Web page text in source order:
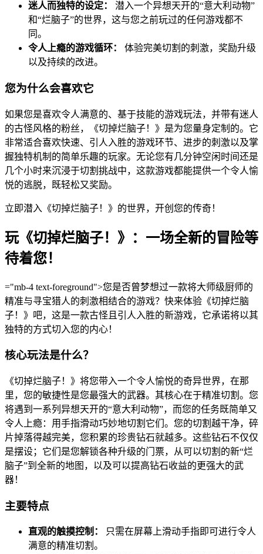
迷人而独特的设定：
潜入一个异想天开的“意大利动物”
和“烂脑子”的世界，这与您之前玩过的任何游戏都不
同。
令人上瘾的游戏循环：
体验完美切割的刺激，奖励升级
以及持续的改进。
您为什么会喜欢它
如果您是喜欢令人满意的、基于技能的游戏玩法，并带有迷人
的古怪风格的粉丝，《切掉烂脑子！》是为您量身定制的。它
非常适合喜欢快速、引人入胜的游戏环节、进步的刺激以及掌
握独特机制的简单乐趣的玩家。无论您有几分钟空闲时间还是
几个小时来沉浸于切割挑战中，这款游戏都能提供一个令人愉
悦的逃脱，既轻松又奖励。
立即潜入《切掉烂脑子！》的世界，开创您的传奇！
玩《切掉烂脑子！》：一场全新的冒险等
待着您！
="mb-4 text-foreground">您是否曾梦想过一款将大师级厨师的
精准与寻宝猎人的刺激相结合的游戏？快来体验《切掉烂脑
子！》吧，这是一款古怪且引人入胜的新游戏，它承诺将以其
独特的方式切入您的内心！
核心玩法是什么？
《切掉烂脑子！》将您带入一个令人愉悦的奇异世界，在那
里，您的敏捷性是您最强大的武器。其核心在于精准切割。您
将遇到一系列异想天开的“意大利动物”，而您的任务既简单又
令人上瘾：用手指滑动巧妙地切割它们。您的切割越干净，碎
片掉落得越完美，您积累的珍贵钻石就越多。这些钻石不仅仅
是摆设；它们是您解锁各种升级的门票，从可以切割的新“烂
脑子”到全新的地图，以及可以提高钻石收益的更强大的武
器！
主要特点
直观的触摸控制：
只需在屏幕上滑动手指即可进行令人
满意的精准切割。